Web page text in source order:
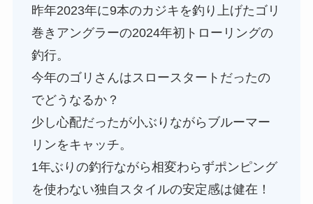
昨年2023年に9本のカジキを釣り上げたゴリ
巻きアングラーの2024年初トローリングの
釣行。
今年のゴリさんはスロースタートだったの
でどうなるか？
少し心配だったが小ぶりながらブルーマー
リンをキャッチ。
1年ぶりの釣行ながら相変わらずポンピング
を使わない独自スタイルの安定感は健在！